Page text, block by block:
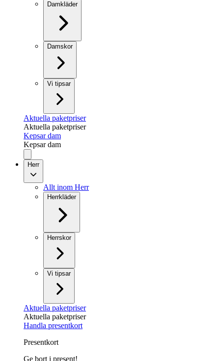
Damkläder
Damskor
Vi tipsar
Aktuella paketpriser
Aktuella paketpriser
Kepsar dam
Kepsar dam
Herr
Allt inom Herr
Herrkläder
Herrskor
Vi tipsar
Aktuella paketpriser
Aktuella paketpriser
Handla presentkort
Presentkort
Ge bort i present!